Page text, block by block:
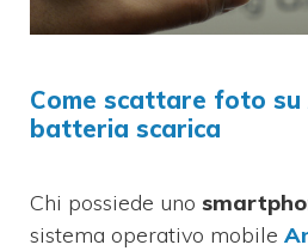
Come scattare foto su
batteria scarica
Chi possiede uno
sistema operativo mobile